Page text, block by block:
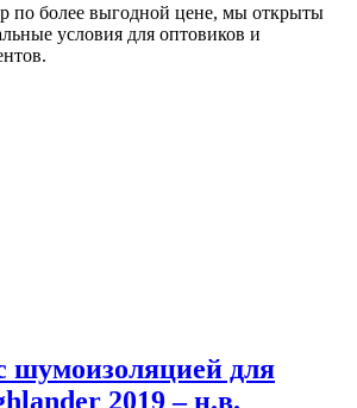
по более выгодной цене, мы открыты
условия для оптовиков и
шумоизоляцией для
2019 – н.в.